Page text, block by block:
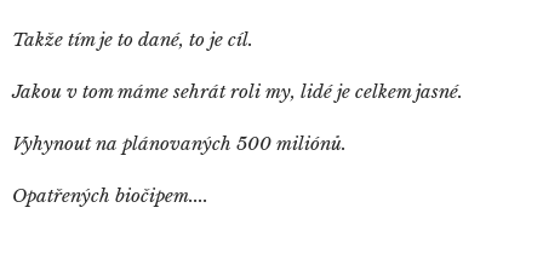
Takže tím je to dané, to je cíl.
Jakou v tom máme sehrát roli my, lidé je celkem jasné.
Vyhynout na plánovaných 500 miliónů.
Opatřených biočipem....